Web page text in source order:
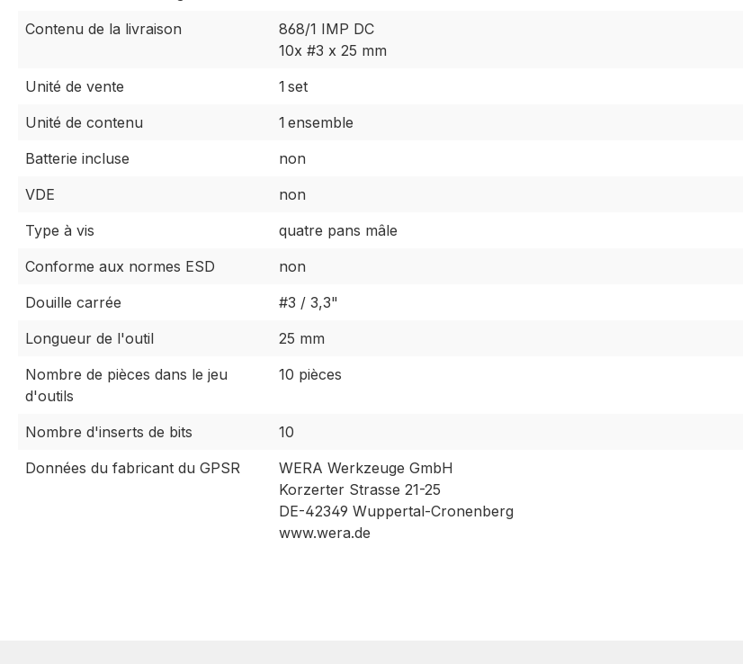
Contenu de la livraison
868/1 IMP DC
10x #3 x 25 mm
Unité de vente
1 set
Unité de contenu
1 ensemble
Batterie incluse
non
VDE
non
Type à vis
quatre pans mâle
Conforme aux normes ESD
non
Douille carrée
#3 / 3,3"
Longueur de l'outil
25 mm
Nombre de pièces dans le jeu
d'outils
10 pièces
Nombre d'inserts de bits
10
Données du fabricant du GPSR
WERA Werkzeuge GmbH
Korzerter Strasse 21-25
DE-42349 Wuppertal-Cronenberg
www.wera.de